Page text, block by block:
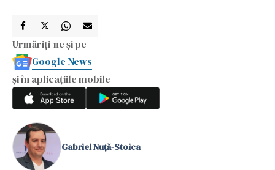
Urmăriți-ne și pe
Google News
și în aplicațiile mobile
Gabriel Nuță-Stoica